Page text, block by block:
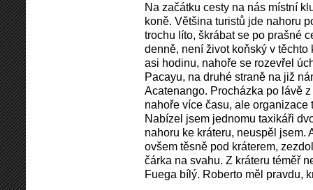
Na začátku cesty na nás místní
koně. Většina turistů jde nahoru
trochu líto, škrábat se po prašné
denně, není život koňský v
asi hodinu, nahoře se rozevřel
Pacayu, na druhé straně na již
Acatenango. Procházka po lávě
nahoře více času, ale
Nabízel jsem jednomu taxikáři
nahoru ke kráteru, neuspěl jsem.
ovšem těsně pod kráterem,
čárka na svahu. Z kráteru téměř
Fuega bílý. Roberto měl pravdu,